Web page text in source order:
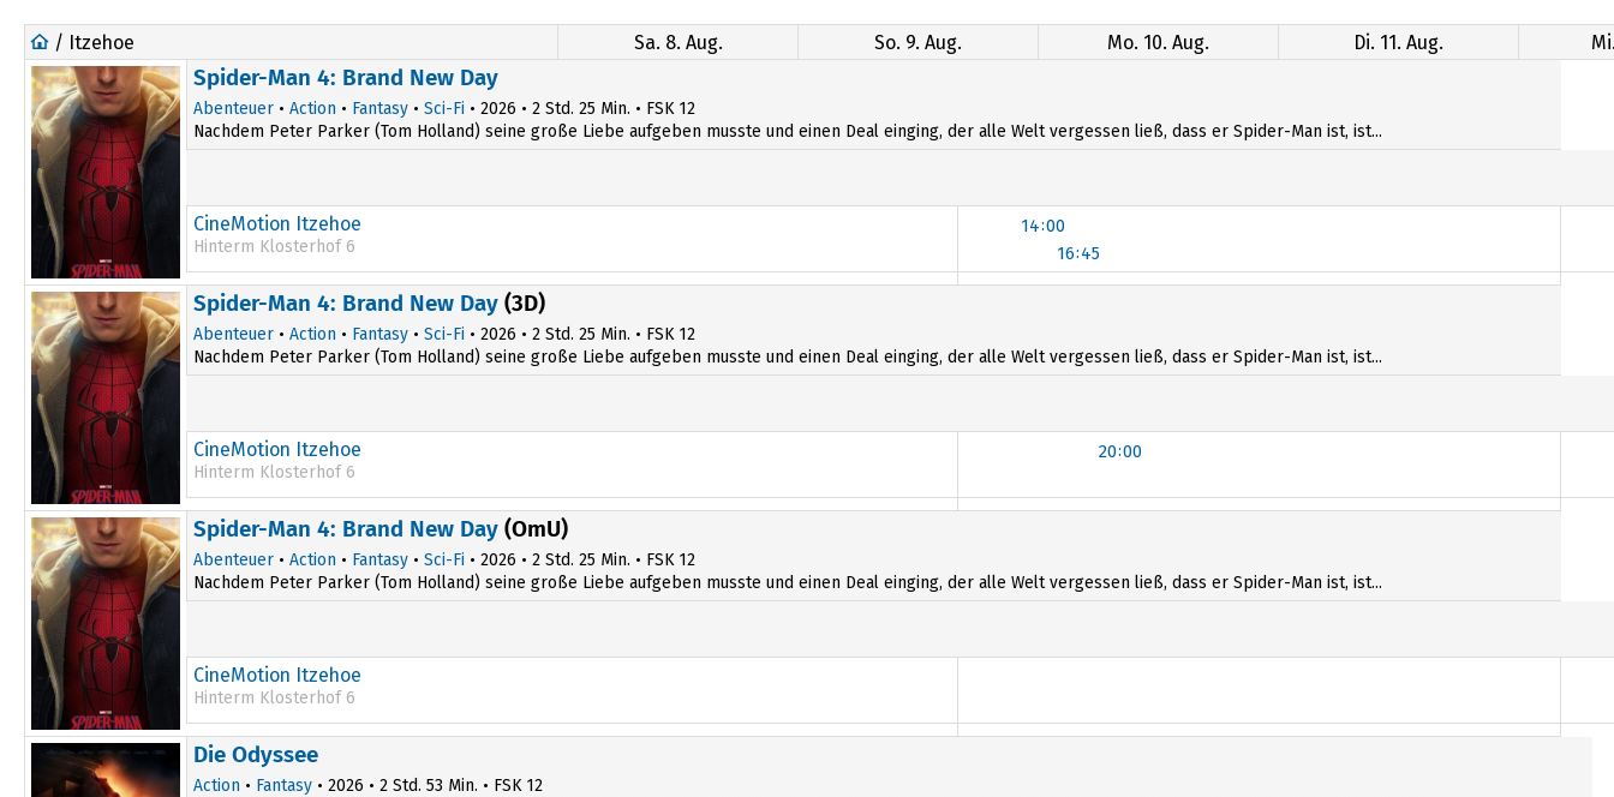
/ Itzehoe Sa. 8. Aug. So. 9. Aug. Mo. 10. Aug. Di. 11. Aug.
Spider-Man 4: Brand New Day
Abenteuer • Action • Fantasy • Sci-Fi • 2026 • 2 Std. 25 Min. • FSK 12
Nachdem Peter Parker (Tom Holland) seine große Liebe aufgeben musste und einen Deal einging, der alle Welt vergessen ließ, dass er Spider-Man ist, ist...
CineMotion Itzehoe
Hinterm Klosterhof 6
14:00
16:45
14:00
16:50
Spider-Man 4: Brand New Day (3D)
Abenteuer • Action • Fantasy • Sci-Fi • 2026 • 2 Std. 25 Min. • FSK 12
Nachdem Peter Parker (Tom Holland) seine große Liebe aufgeben musste und einen Deal einging, der alle Welt vergessen ließ, dass er Spider-Man ist, ist...
CineMotion Itzehoe
Hinterm Klosterhof 6
20:00
20:00 20:00
Spider-Man 4: Brand New Day (OmU)
Abenteuer • Action • Fantasy • Sci-Fi • 2026 • 2 Std. 25 Min. • FSK 12
Nachdem Peter Parker (Tom Holland) seine große Liebe aufgeben musste und einen Deal einging, der alle Welt vergessen ließ, dass er Spider-Man ist, ist...
CineMotion Itzehoe
Hinterm Klosterhof 6
Die Odyssee
Action • Fantasy • 2026 • 2 Std. 53 Min. • FSK 12